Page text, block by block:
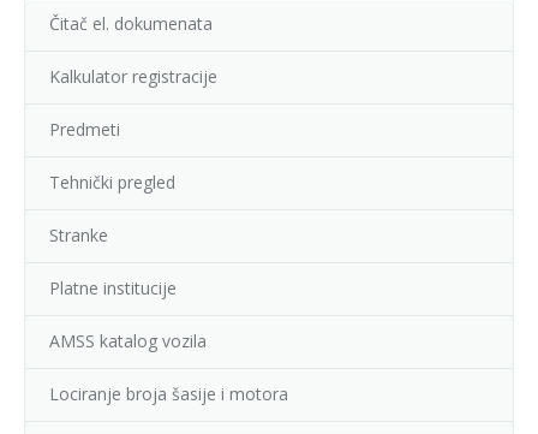
Čitač el. dokumenata
Kalkulator registracije
Predmeti
Tehnički pregled
Stranke
Platne institucije
AMSS katalog vozila
Lociranje broja šasije i motora